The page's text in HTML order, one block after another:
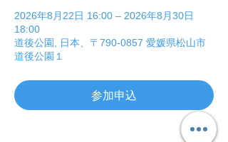
2026年8月22日 16:00 – 2026年8月30日
18:00
道後公園, 日本、〒790-0857 愛媛県松山市
道後公園１
参加申込